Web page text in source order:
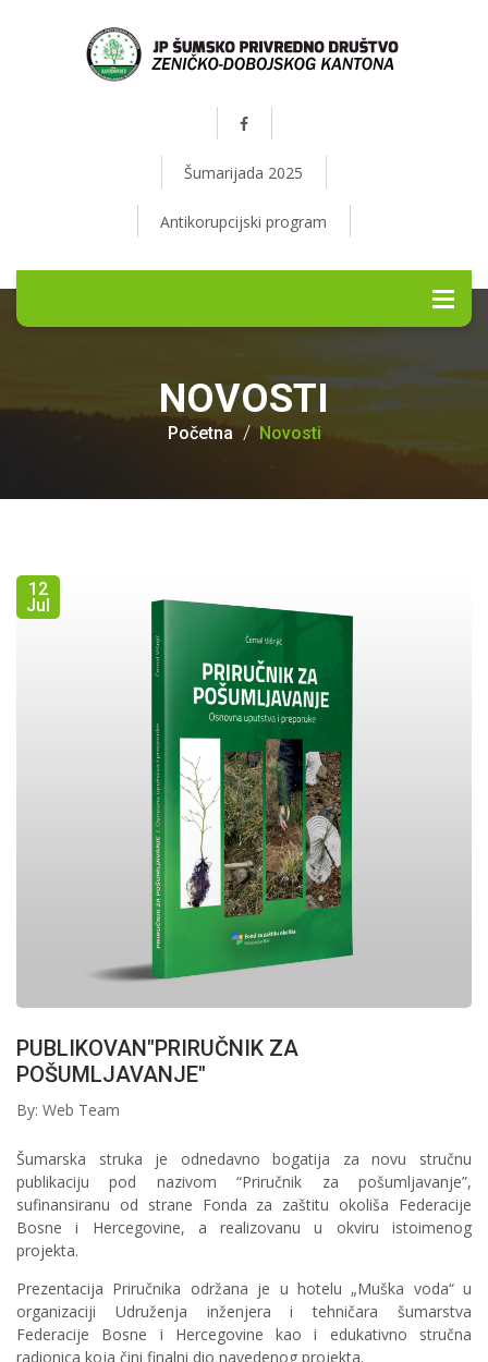
Šumarijada 2025
Antikorupcijski program
NOVOSTI
Početna Novosti
12
Jul
PUBLIKOVAN"PRIRUČNIK ZA
POŠUMLJAVANJE"
By: Web Team
Šumarska struka je odnedavno bogatija za novu stručnu
publikaciju pod nazivom “Priručnik za pošumljavanje”,
sufinansiranu od strane Fonda za zaštitu okoliša Federacije
Bosne i Hercegovine, a realizovanu u okviru istoimenog
projekta.
Prezentacija Priručnika održana je u hotelu „Muška voda“ u
organizaciji Udruženja inženjera i tehničara šumarstva
Federacije Bosne i Hercegovine kao i edukativno stručna
radionica koja čini finalni dio navedenog projekta.